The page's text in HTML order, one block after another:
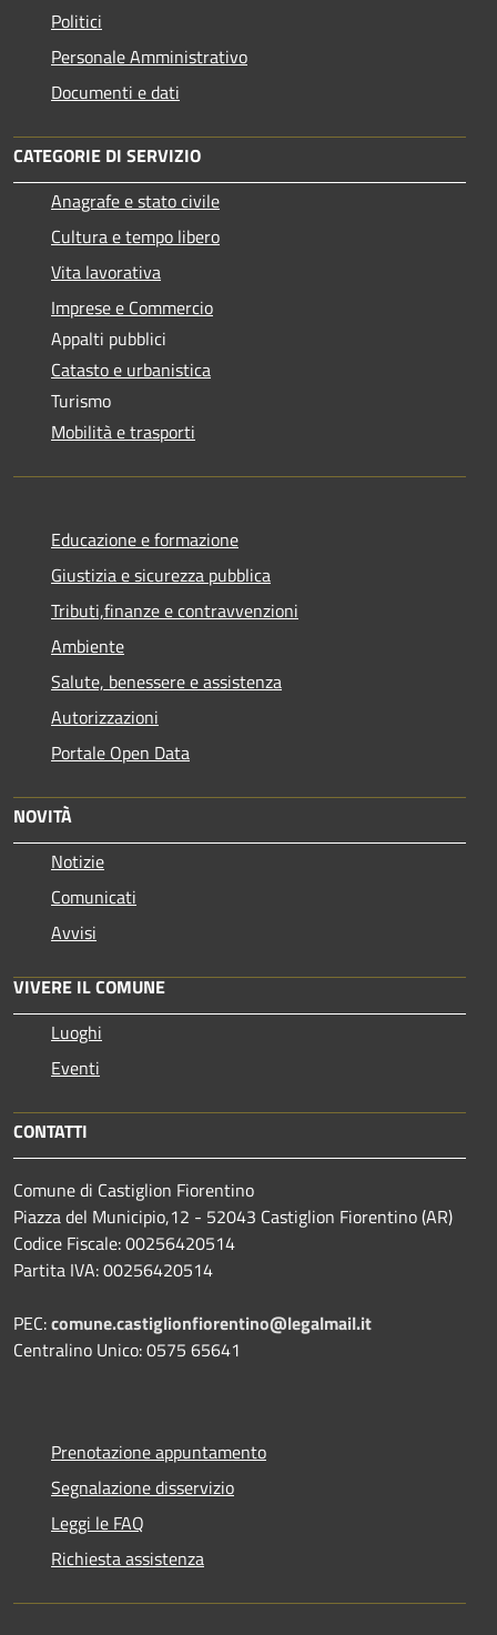
Politici
Personale Amministrativo
Documenti e dati
CATEGORIE DI SERVIZIO
Anagrafe e stato civile
Cultura e tempo libero
Vita lavorativa
Imprese e Commercio
Appalti pubblici
Catasto e urbanistica
Turismo
Mobilità e trasporti
Educazione e formazione
Giustizia e sicurezza pubblica
Tributi,finanze e contravvenzioni
Ambiente
Salute, benessere e assistenza
Autorizzazioni
Portale Open Data
NOVITÀ
Notizie
Comunicati
Avvisi
VIVERE IL COMUNE
Luoghi
Eventi
CONTATTI
Comune di Castiglion Fiorentino
Piazza del Municipio,12 - 52043 Castiglion Fiorentino (AR)
Codice Fiscale: 00256420514
Partita IVA: 00256420514
PEC:comune.castiglionfiorentino@legalmail.it
Centralino Unico: 0575 65641
Prenotazione appuntamento
Segnalazione disservizio
Leggi le FAQ
Richiesta assistenza